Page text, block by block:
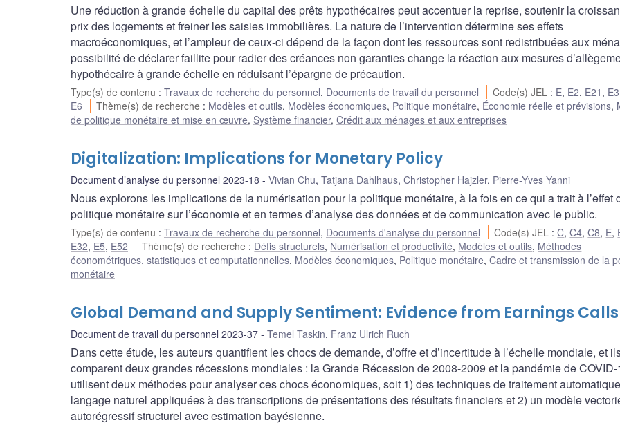
Une réduction à grande échelle du capital des prêts hypothécaires peut accentuer la reprise, soutenir la
prix des logements et freiner les saisies immobilières. La nature de l’intervention détermine ses effets
macroéconomiques, et l’ampleur de ceux-ci dépend de la façon dont les ressources sont redistribuées aux
possibilité de déclarer faillite pour radier des créances non garanties change la réaction aux mesures
hypothécaire à grande échelle en réduisant l’épargne de précaution.
Type(s) de contenu : Travaux de recherche du personnel, Documents de travail du personnel Code(s) JEL : E, E2, E21 , E3
E6
Thème(s) de recherche : Modèles et outils, Modèles économiques, Politique monétaire, Économie réelle et prévisions,
de politique monétaire et mise en œuvre, Système financier, Crédit aux ménages et aux entreprises
Digitalization: Implications for Monetary Policy
Document d’analyse du personnel 2023-18 Vivian Chu, Tatjana Dahlhaus, Christopher Hajzler, Pierre-Yves Yanni
Nous explorons les implications de la numérisation pour la politique monétaire, à la fois en ce qui a trait à l’effet
politique monétaire sur l’économie et en termes d’analyse des données et de communication avec le public.
Type(s) de contenu : Travaux de recherche du personnel, Documents d'analyse du personnel Code(s) JEL :C,C4,C8, E,
E32, E5, E52 Thème(s) de recherche : Défis structurels, Numérisation et productivité, Modèles et outils, Méthodes
économétriques, statistiques et computationnelles, Modèles économiques, Politique monétaire, Cadre et transmission de la
monétaire
Global Demand and Supply Sentiment: Evidence from Earnings Calls
Document de travail du personnel 2023-37 Temel Taskin, Franz Ulrich Ruch
Dans cette étude, les auteurs quantifient les chocs de demande, d’offre et d’incertitude à l’échelle mondiale, et
comparent deux grandes récessions mondiales : la Grande Récession de 2008-2009 et la pandémie de
utilisent deux méthodes pour analyser ces chocs économiques, soit 1) des techniques de traitement
langage naturel appliquées à des transcriptions de présentations des résultats financiers et 2) un modèle
autorégressif structurel avec estimation bayésienne.